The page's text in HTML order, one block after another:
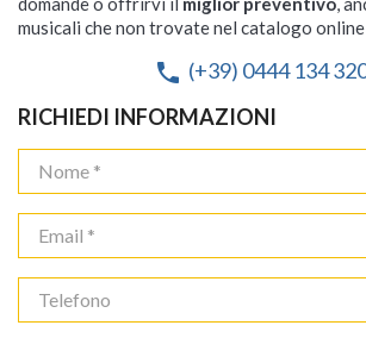
musicali che non trovate nel catalogo online
phone (+39) 0444 134
RICHIEDI INFORMAZIONI